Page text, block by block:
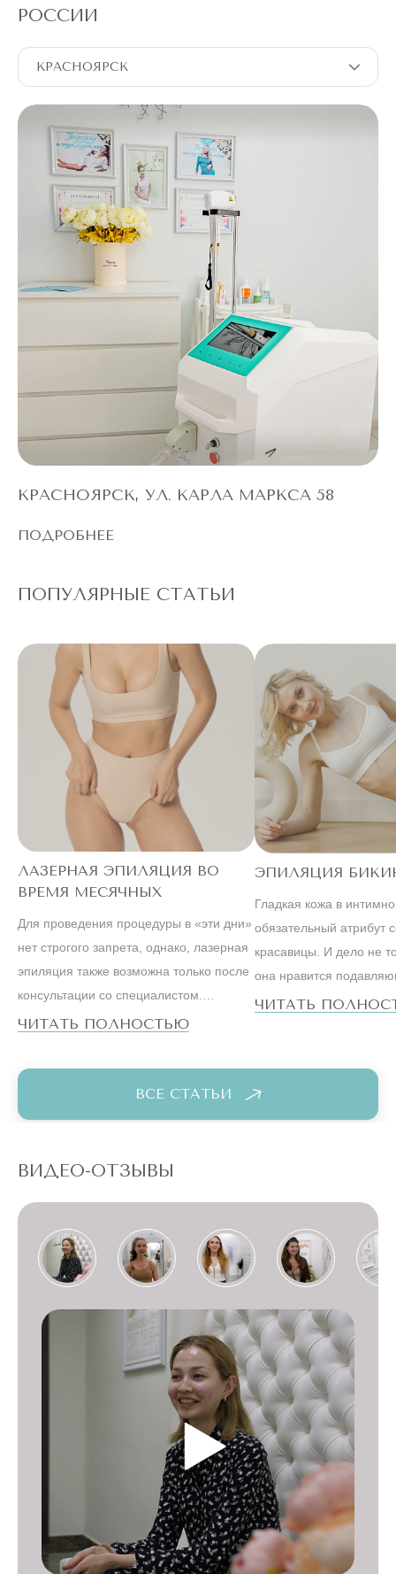
РОССИИ
КРАСНОЯРСК
КРАСНОЯРСК, УЛ. КАРЛА МАРКСА 58
ПОДРОБНЕЕ
ПОПУЛЯРНЫЕ СТАТЬИ
ЛАЗЕРНАЯ ЭПИЛЯЦИЯ ВО
ВРЕМЯ МЕСЯЧНЫХ
Для проведения процедуры в «эти дни»
нет строгого запрета, однако, лазерная
эпиляция также возможна только после
консультации со специалистом.
Ведущие косметологи настаивают на
чувствительных зонах бикини или,
например, подмышек, лучше оставить
на первые дни после менструации.
ЧИТАТЬ ПОЛНОСТЬЮ
ЭПИЛЯЦИЯ
Гладкая кожа в
обязательный атрибут
красавицы. И дело не
она нравится
большинству мужчин.
вели наши мамы и
ЧИТАТЬ
ВСЕ СТАТЬИ
ВИДЕО-ОТЗЫВЫ